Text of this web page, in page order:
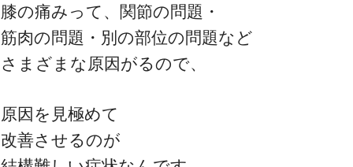
膝の痛みって、関節の問題・
筋肉の問題・別の部位の問題など
さまざまな原因がるので、
原因を見極めて
改善させるのが